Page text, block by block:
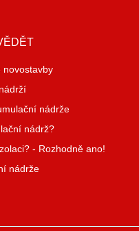
novostavby
nádrže
nádrž?
- Rozhodně ano!
nádrže